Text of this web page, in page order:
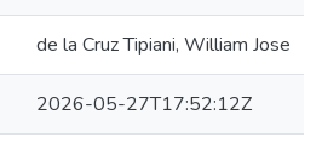
de la Cruz Tipiani, William Jose
2026-05-27T17:52:12Z